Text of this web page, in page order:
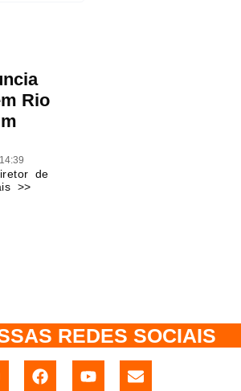
Rio
14:39
de
>>
REDES SOCIAIS